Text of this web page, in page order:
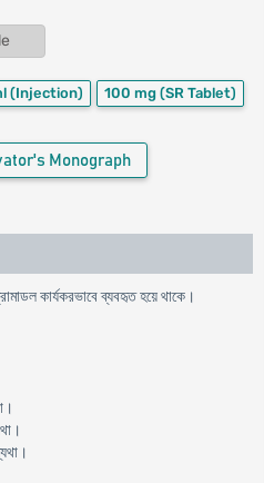
(Injection) 100 mg (SR Tablet)
Monograph
কার্যকরভাবে ব্যবহৃত হয়ে থাকে।